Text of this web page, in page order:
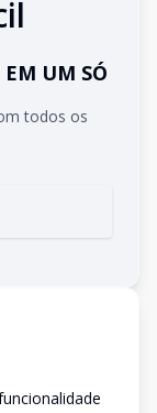
EM UM SÓ
todos os